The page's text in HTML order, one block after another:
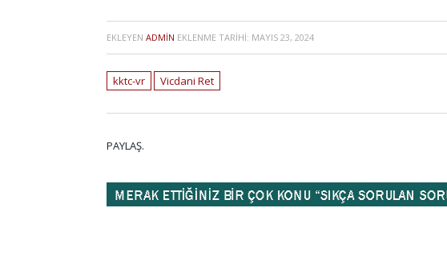
EKLEYEN ADMIN EKLENME TARIHI: MAYIS 23, 2024
kktc-vr Vicdani Ret
PAYLAŞ.